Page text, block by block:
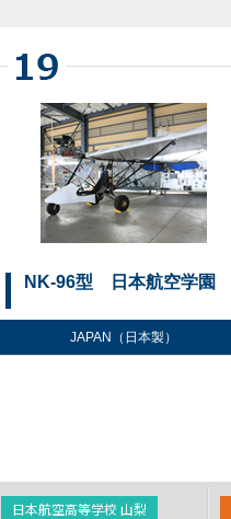
NK-96型 日本航空学園
JAPAN（日本製）
日本航空高等学校 山梨